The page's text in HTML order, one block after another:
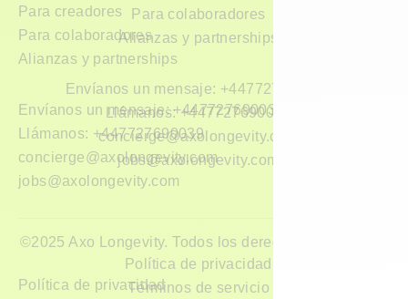
Para creadores
Para colaboradores
Para colaboradoresAlianzas y partnerships
Alianzas y partnerships
Envíanos un mensaje: +447727690039
Envíanos un mensaje: +447727690039
Llámanos: +447727690039
Llámanos: +447727690039
concierge@axolongevity.com
concierge@axolongevity.com
jobs@axolongevity.com
jobs@axolongevity.com
©2025 Axo Longevity. Todos los derechos reservados.
Política de privacidad
Política de privacidadTérminos de servicio